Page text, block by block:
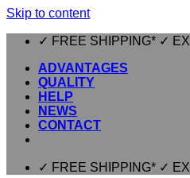
Skip to content
✓ FREE SHIPPING* ✓
ADVANTAGES
QUALITY
HELP
NEWS
CONTACT
✓ FREE SHIPPING* ✓